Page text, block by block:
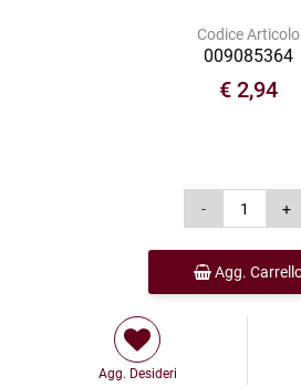
Codice Articolo
009085364
€ 2,94
Agg.
Agg. Desideri